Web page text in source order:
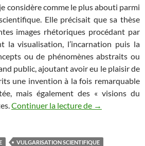
considère comme le plus abouti parmi
Elle précisait que sa thèse
images rhétoriques procédant par
la visualisation, l’incarnation puis la
ou de phénomènes abstraits ou
public, ajoutant avoir eu le plaisir de
une invention à la fois remarquable
mais également des « visions du
Continuer la lecture de La métaphore
→
VULGARISATION SCIENTIFIQUE